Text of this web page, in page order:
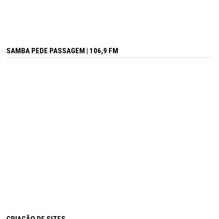
SAMBA PEDE PASSAGEM | 106,9 FM